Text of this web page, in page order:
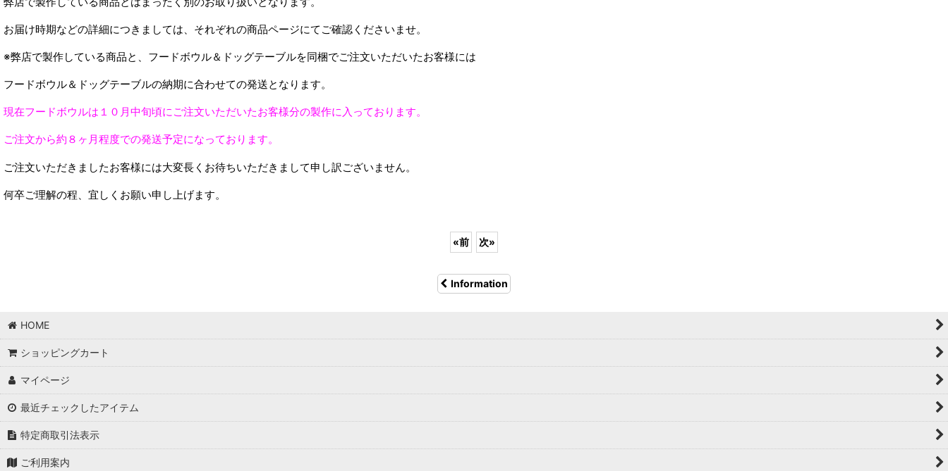
お届け時期などの詳細につきましては、それぞれの商品ページにてご確認くださいませ。
※弊店で製作している商品と、フードボウル＆ドッグテーブルを同梱でご注文いただいたお客様には
フードボウル＆ドッグテーブルの納期に合わせての発送となります。
現在フードボウルは１０月中旬頃にご注文いただいたお客様分の製作に入っております。
ご注文から約８ヶ月程度での発送予定になっております。
ご注文いただきましたお客様には大変長くお待ちいただきまして申し訳ございません。
何卒ご理解の程、宜しくお願い申し上げます。
«前 次»
Information
HOME
ショッピングカート
マイページ
最近チェックしたアイテム
特定商取引法表示
ご利用案内